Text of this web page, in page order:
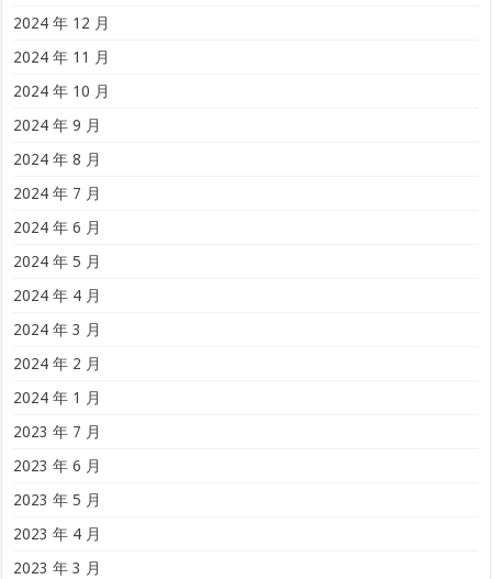
2024 年 12 月
2024 年 11 月
2024 年 10 月
2024 年 9 月
2024 年 8 月
2024 年 7 月
2024 年 6 月
2024 年 5 月
2024 年 4 月
2024 年 3 月
2024 年 2 月
2024 年 1 月
2023 年 7 月
2023 年 6 月
2023 年 5 月
2023 年 4 月
2023 年 3 月